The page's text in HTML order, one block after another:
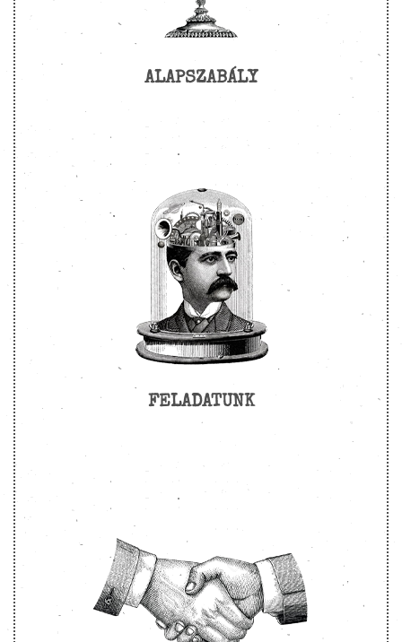
ALAPSZABÁLY
FELADATUNK